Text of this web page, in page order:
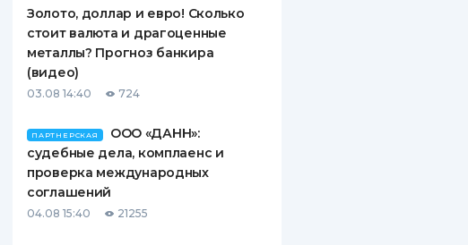
Золото, доллар и евро! Сколько
стоит валюта и драгоценные
металлы? Прогноз банкира
(видео)
03.08 14:40 724
ПАРТНЕРСКАЯ
ООО «ДАНН»:
судебные дела, комплаенс и
проверка международных
соглашений
04.08 15:40 21255